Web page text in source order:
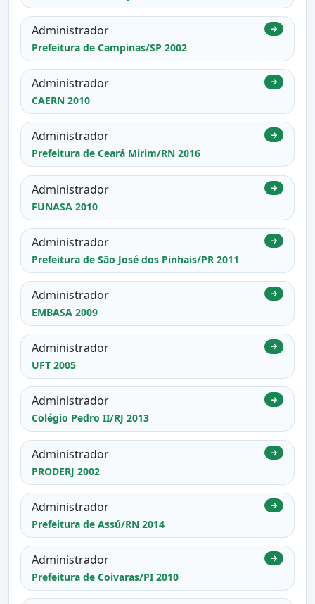
Administrador
Prefeitura de Campinas/SP 2002
→
Administrador
CAERN 2010
→
Administrador
Prefeitura de Ceará Mirim/RN 2016
→
Administrador
FUNASA 2010
→
Administrador
Prefeitura de São José dos Pinhais/PR 2011
→
Administrador
EMBASA 2009
→
Administrador
UFT 2005
→
Administrador
Colégio Pedro II/RJ 2013
→
Administrador
PRODERJ 2002
→
Administrador
Prefeitura de Assú/RN 2014
→
Administrador
Prefeitura de Coivaras/PI 2010
→